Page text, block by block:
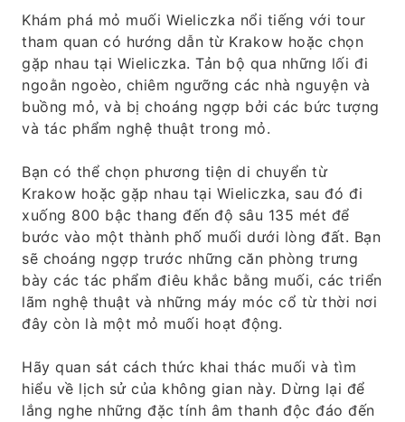
Khám phá mỏ muối Wieliczka nổi tiếng với tour
tham quan có hướng dẫn từ Krakow hoặc chọn
gặp nhau tại Wieliczka. Tản bộ qua những lối đi
ngoằn ngoèo, chiêm ngưỡng các nhà nguyện và
buồng mỏ, và bị choáng ngợp bởi các bức tượng
và tác phẩm nghệ thuật trong mỏ.
Bạn có thể chọn phương tiện di chuyển từ
Krakow hoặc gặp nhau tại Wieliczka, sau đó đi
xuống 800 bậc thang đến độ sâu 135 mét để
bước vào một thành phố muối dưới lòng đất. Bạn
sẽ choáng ngợp trước những căn phòng trưng
bày các tác phẩm điêu khắc bằng muối, các triển
lãm nghệ thuật và những máy móc cổ từ thời nơi
đây còn là một mỏ muối hoạt động.
Hãy quan sát cách thức khai thác muối và tìm
hiểu về lịch sử của không gian này. Dừng lại để
lắng nghe những đặc tính âm thanh độc đáo đến